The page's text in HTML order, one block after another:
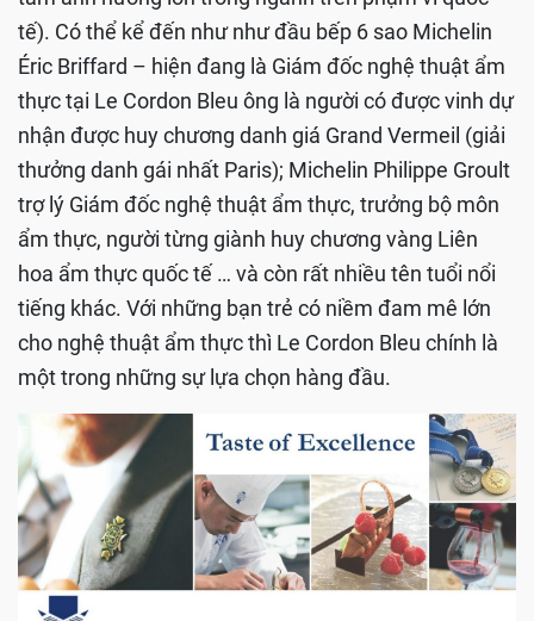
tế). Có thể kể đến như như đầu bếp 6 sao Michelin
Éric Briffard – hiện đang là Giám đốc nghệ thuật ẩm
thực tại Le Cordon Bleu ông là người có được vinh dự
nhận được huy chương danh giá Grand Vermeil (giải
thưởng danh gái nhất Paris); Michelin Philippe Groult
trợ lý Giám đốc nghệ thuật ẩm thực, trưởng bộ môn
ẩm thực, người từng giành huy chương vàng Liên
hoa ẩm thực quốc tế … và còn rất nhiều tên tuổi nổi
tiếng khác. Với những bạn trẻ có niềm đam mê lớn
cho nghệ thuật ẩm thực thì Le Cordon Bleu chính là
một trong những sự lựa chọn hàng đầu.